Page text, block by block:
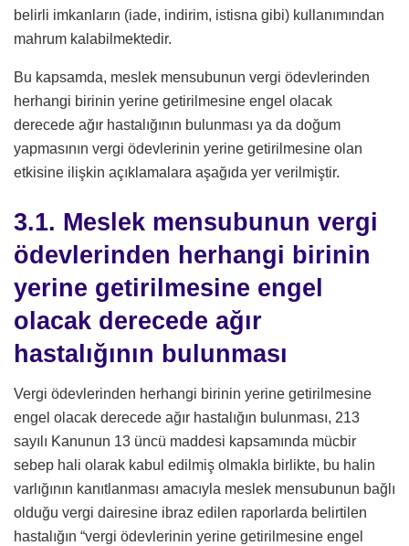
belirli imkanların (iade, indirim, istisna gibi) kullanımından
mahrum kalabilmektedir.
Bu kapsamda, meslek mensubunun vergi ödevlerinden
herhangi birinin yerine getirilmesine engel olacak
derecede ağır hastalığının bulunması ya da doğum
yapmasının vergi ödevlerinin yerine getirilmesine olan
etkisine ilişkin açıklamalara aşağıda yer verilmiştir.
3.1. Meslek mensubunun vergi
ödevlerinden herhangi birinin
yerine getirilmesine engel
olacak derecede ağır
hastalığının bulunması
Vergi ödevlerinden herhangi birinin yerine getirilmesine
engel olacak derecede ağır hastalığın bulunması, 213
sayılı Kanunun 13 üncü maddesi kapsamında mücbir
sebep hali olarak kabul edilmiş olmakla birlikte, bu halin
varlığının kanıtlanması amacıyla meslek mensubunun bağlı
olduğu vergi dairesine ibraz edilen raporlarda belirtilen
hastalığın “vergi ödevlerinin yerine getirilmesine engel